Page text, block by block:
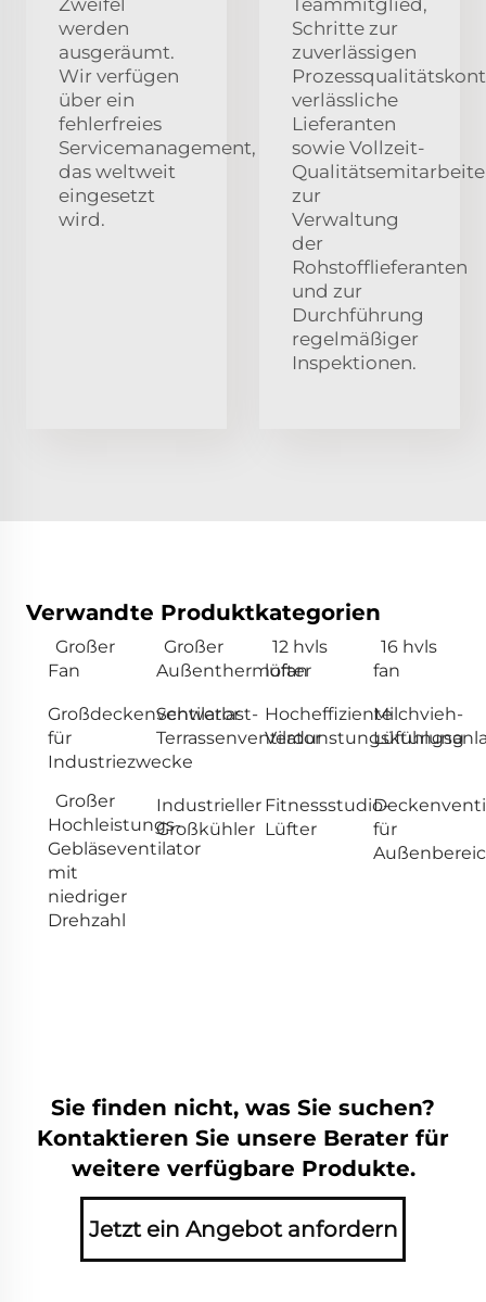
werden
ausgeräumt.
Wir verfügen
über ein
fehlerfreies
Servicemanagement,
das weltweit
eingesetzt
wird.
Schritte zur
zuverlässigen
verlässliche
Lieferanten
sowie Vollzeit-
zur
Verwaltung
der
Rohstofflieferanten
und zur
Durchführung
regelmäßiger
Inspektionen.
Verwandte Produktkategorien
Großer
Fan
Großer
Außenthermofan
12 hvls
lüfter
16 hvls
fan
Großdeckenventilator
für
Industriezwecke
Schwerlast-
Terrassenventilator
Hocheffiziente
Verdunstungskühlung
Milchvieh-
Großer
Hochleistungs-
Gebläseventilator
mit
niedriger
Drehzahl
Industrieller
Großkühler
Fitnessstudio-
Lüfter
für
Sie finden nicht, was Sie suchen?
Kontaktieren Sie unsere Berater für
weitere verfügbare Produkte.
Jetzt ein Angebot anfordern